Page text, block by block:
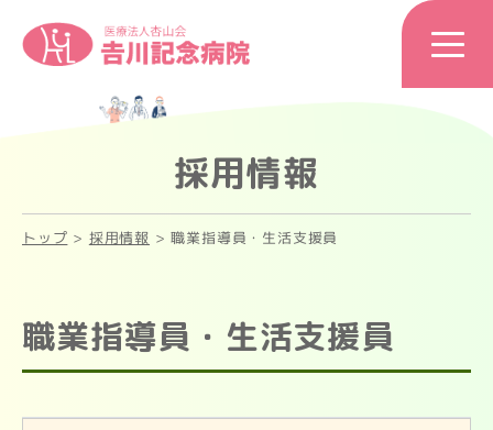
採用情報
トップ > 採用情報 >職業指導員・生活支援員
職業指導員・生活支援員